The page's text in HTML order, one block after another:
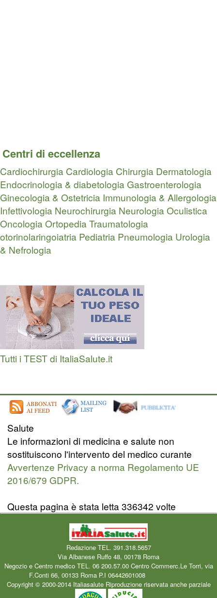
Centri di eccellenza
Cardiochirurgia Cardiologia Chirurgia Dermatologia
Endocrinologia & diabetologia Gastroenterologia
Ginecologia & Ostetricia Immunologia & Allergologia
Infettivologia Neurochirurgia NeurologiaOculistica
OncologiaOrtopedia Traumatologia
otorinolaringoiatria Pediatria Pneumologia Urologia
& Nefrologia
Tutti i TEST di ItaliaSalute.it
Salute
Le informazioni di medicina e salute non
sostituiscono l'intervento del medico curante
Avvertenze Privacy a norma Regolamento UE
2016/679 GDPR.
Questa pagina è stata letta 336342 volte
Redazione TEL. 391.318.5657
Via Albanese Ruffo 48, 00178 Roma
Negozio e Centro medico TEL. 06 200.57.00 Centro Commerc.Le Torri, via
F.Conti 66, 00133 Roma P.I 06442601008
Copyright © 2000-2014 Italiasalute Riproduzione riservata anche parziale